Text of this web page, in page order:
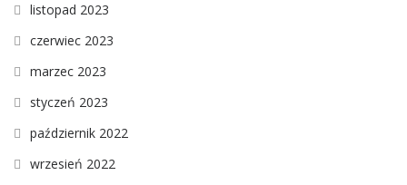
listopad 2023
czerwiec 2023
marzec 2023
styczeń 2023
październik 2022
wrzesień 2022